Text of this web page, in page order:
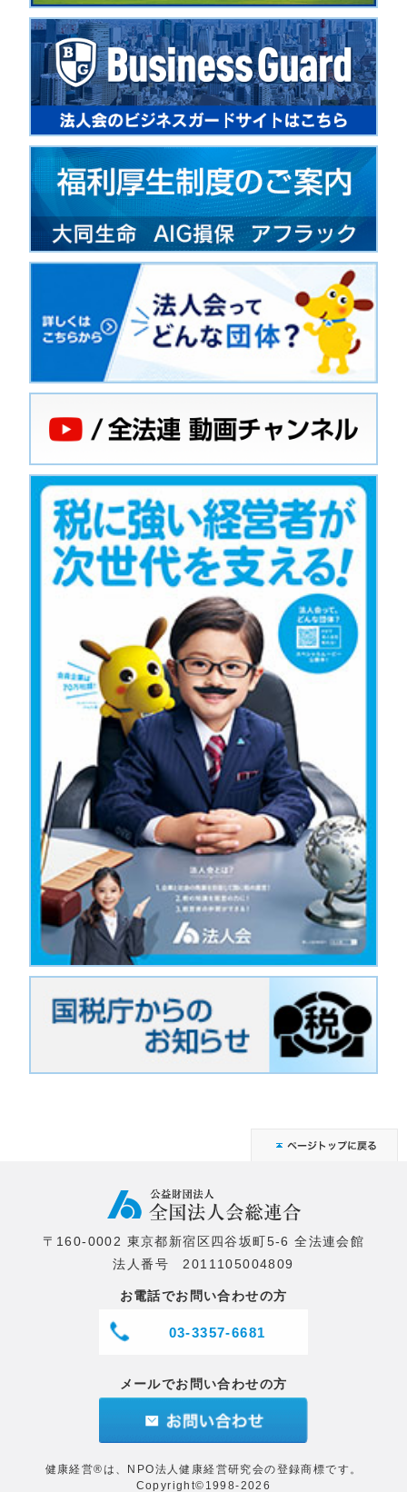
〒160-0002 東京都新宿区四谷坂町5-6 全法連会館
法人番号 2011105004809
お電話でお問い合わせの方
03-3357-6681
メールでお問い合わせの方
健康経営®は、NPO法人健康経営研究会の登録商標です。
Copyright©1998-2026